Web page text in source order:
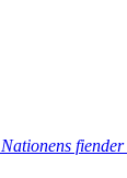
Nationens fiender